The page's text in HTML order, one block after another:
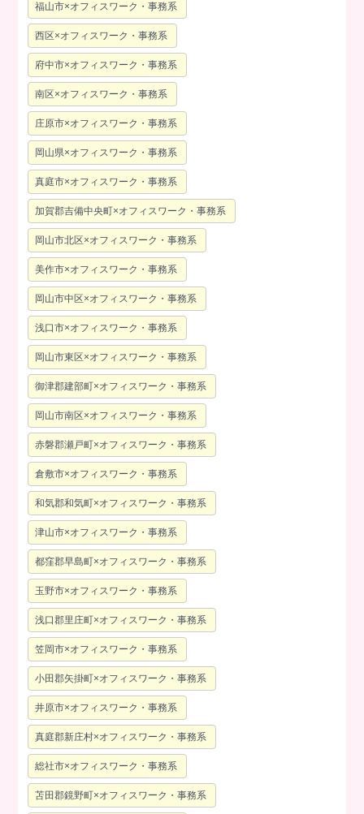
福山市×オフィスワーク・事務系
西区×オフィスワーク・事務系
府中市×オフィスワーク・事務系
南区×オフィスワーク・事務系
庄原市×オフィスワーク・事務系
岡山県×オフィスワーク・事務系
真庭市×オフィスワーク・事務系
加賀郡吉備中央町×オフィスワーク・事務系
岡山市北区×オフィスワーク・事務系
美作市×オフィスワーク・事務系
岡山市中区×オフィスワーク・事務系
浅口市×オフィスワーク・事務系
岡山市東区×オフィスワーク・事務系
御津郡建部町×オフィスワーク・事務系
岡山市南区×オフィスワーク・事務系
赤磐郡瀬戸町×オフィスワーク・事務系
倉敷市×オフィスワーク・事務系
和気郡和気町×オフィスワーク・事務系
津山市×オフィスワーク・事務系
都窪郡早島町×オフィスワーク・事務系
玉野市×オフィスワーク・事務系
浅口郡里庄町×オフィスワーク・事務系
笠岡市×オフィスワーク・事務系
小田郡矢掛町×オフィスワーク・事務系
井原市×オフィスワーク・事務系
真庭郡新庄村×オフィスワーク・事務系
総社市×オフィスワーク・事務系
苫田郡鏡野町×オフィスワーク・事務系